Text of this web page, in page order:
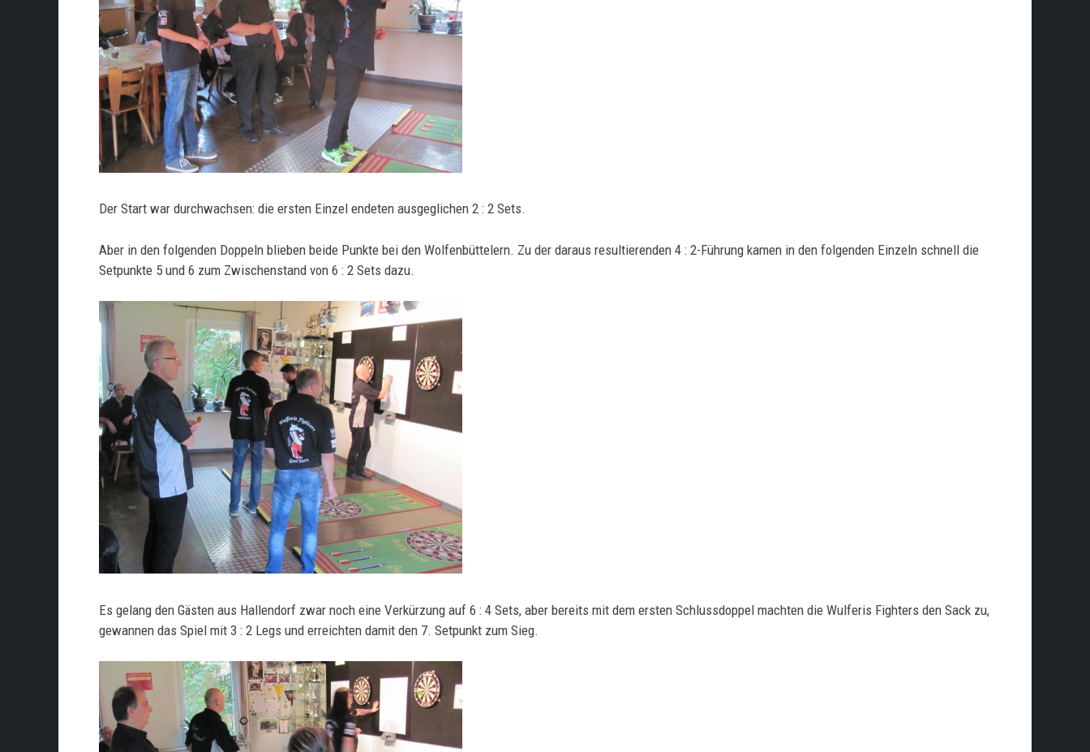
Der Start war durchwachsen: die ersten Einzel endeten ausgeglichen 2 : 2 Sets.
Aber in den folgenden Doppeln blieben beide Punkte bei den Wolfenbüttelern. Zu der daraus resultierenden 4 : 2-Führung kamen in den folgenden Einzeln schnell die
Setpunkte 5 und 6 zum Zwischenstand von 6 : 2 Sets dazu.
Es gelang den Gästen aus Hallendorf zwar noch eine Verkürzung auf 6 : 4 Sets, aber bereits mit dem ersten Schlussdoppel machten die Wulferis Fighters den Sack zu,
gewannen das Spiel mit 3 : 2 Legs und erreichten damit den 7. Setpunkt zum Sieg.